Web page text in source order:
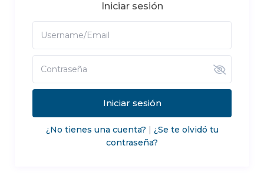
Iniciar sesión
Iniciar sesión
¿No tienes una cuenta? | ¿Se te olvidó tu
contraseña?